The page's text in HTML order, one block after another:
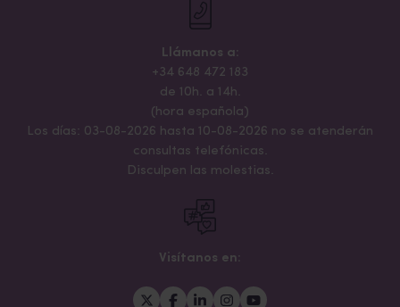
Llámanos a:
+34 648 472 183
de 10h. a 14h.
(hora española)
Los días: 03-08-2026 hasta 10-08-2026 no se atenderán
consultas telefónicas.
Disculpen las molestias.
Visítanos en: